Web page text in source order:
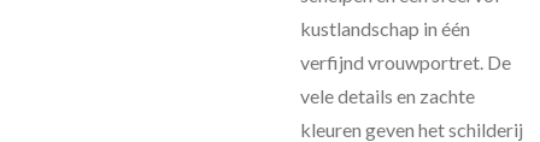
kustlandschap in één
verfijnd vrouwportret. De
vele details en zachte
kleuren geven het schilderij